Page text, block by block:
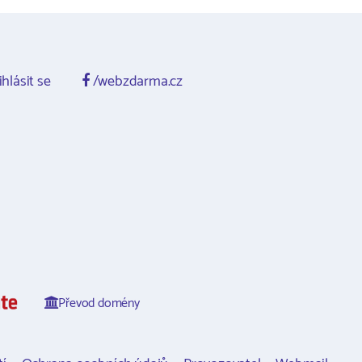
se /webzdarma.cz
Převod domény